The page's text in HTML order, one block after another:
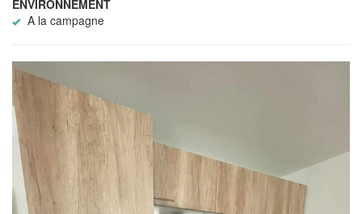
ENVIRONNEMENT
A la campagne